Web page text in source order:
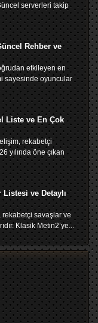
serverleri takip
Rehber ve
etkileyen en
sayesinde oyuncular
Liste ve En Çok
rekabetçi
yılında öne çıkan
ve Detaylı
rekabetçi savaşlar ve
Klasik Metin2’ye...